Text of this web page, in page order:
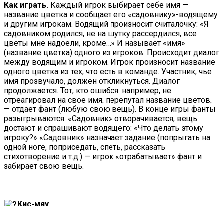
Как играть. Каждый игрок выбирает себе имя —
название цветка и сообщает его «садовнику»-водящему
и другим игрокам. Водящий произносит считалочку: «Я
садовником родился, не на шутку рассердился, все
цветы мне надоели, кроме…» И называет «имя»
(название цветка) одного из игроков. Происходит диалог
между водящим и игроком. Игрок произносит название
одного цветка из тех, что есть в команде. Участник, чье
имя прозвучало, должен откликнуться. Диалог
продолжается. Тот, кто ошибся: например, не
отреагировал на свое имя, перепутал название цветов,
— отдает фант (любую свою вещь). В конце игры фанты
разыгрываются. «Садовник» отворачивается, вещь
достают и спрашивают водящего: «Что делать этому
игроку?» «Садовник» назначает задание (попрыгать на
одной ноге, поприседать, спеть, рассказать
стихотворение и т.д.) — игрок «отрабатывает» фант и
забирает свою вещь.
Кис-мяу